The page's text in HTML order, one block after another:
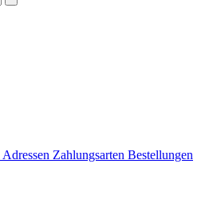
Adressen Zahlungsarten Bestellungen